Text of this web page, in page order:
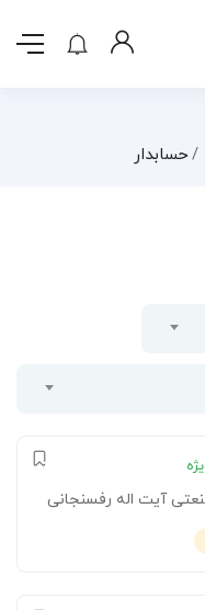
حسابدار
آیت اله رفسنجانی